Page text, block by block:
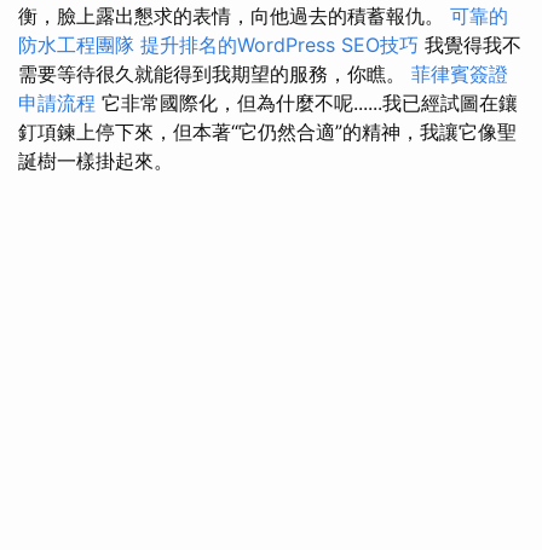
衡，臉上露出懇求的表情，向他過去的積蓄報仇。 可靠的
防水工程團隊 提升排名的WordPress SEO技巧 我覺得我不
需要等待很久就能得到我期望的服務，你瞧。 菲律賓簽證
申請流程 它非常國際化，但為什麼不呢......我已經試圖在鑲
釘項鍊上停下來，但本著“它仍然合適”的精神，我讓它像聖
誕樹一樣掛起來。